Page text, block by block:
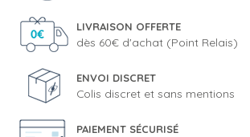
LIVRAISON OFFERTE
dès 60€ d'achat (Point Relais)
ENVOI DISCRET
Colis discret et sans mentions
PAIEMENT SÉCURISÉ